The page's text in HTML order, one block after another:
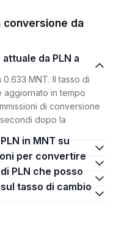
conversione da
MNT. Il tasso di
aggiornato in tempo
di conversione
dopo la